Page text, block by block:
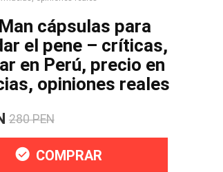
cápsulas para
el pene – críticas,
en Perú, precio en
opiniones reales
280 PEN
COMPRAR